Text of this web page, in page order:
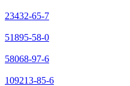
23432-65-7
51895-58-0
58068-97-6
109213-85-6